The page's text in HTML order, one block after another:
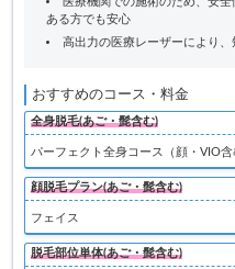
ある方でも安心
高出力の医療レーザーにより
おすすめのコース・料金
全身脱毛(あご・髭含む)
パーフェクト全身コース（顔・VIO含
顔脱毛プラン(あご・髭含む)
フェイス
脱毛部位単体(あご・髭含む)